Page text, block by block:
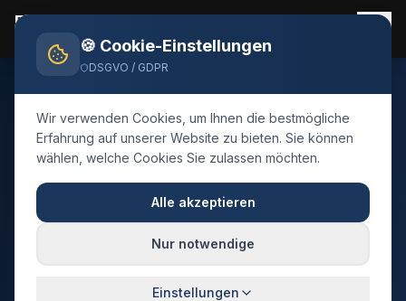
Flughafen München Taxi
Flughafentransfer 24/7
🇩🇪Deutschland· Landkreis Oberallgäu
TaxiOberstdorf→
Flughafen München
Festpreis-Transfer · 215 km · ca. 142 Min.
Fahrtzeit
🍪 Cookie-Einstellungen
DSGVO / GDPR
Wir verwenden Cookies, um Ihnen die bestmögliche
Erfahrung auf unserer Website zu bieten. Sie können
wählen, welche Cookies Sie zulassen möchten.
Alle akzeptieren
Nur notwendige
Einstellungen